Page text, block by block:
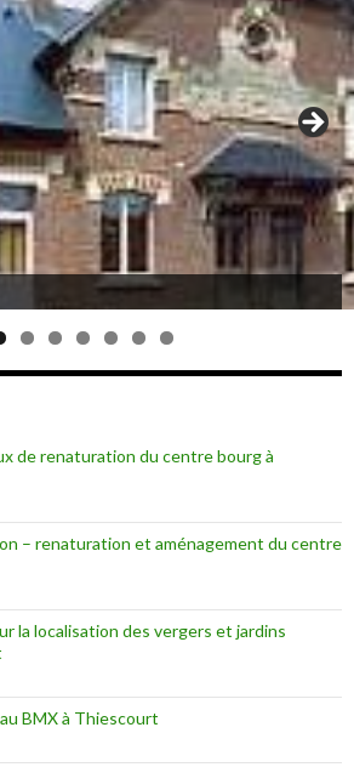
durant la grande guerre
de renaturation du centre bourg à
– renaturation et aménagement du centre
la localisation des vergers et jardins
BMX à Thiescourt